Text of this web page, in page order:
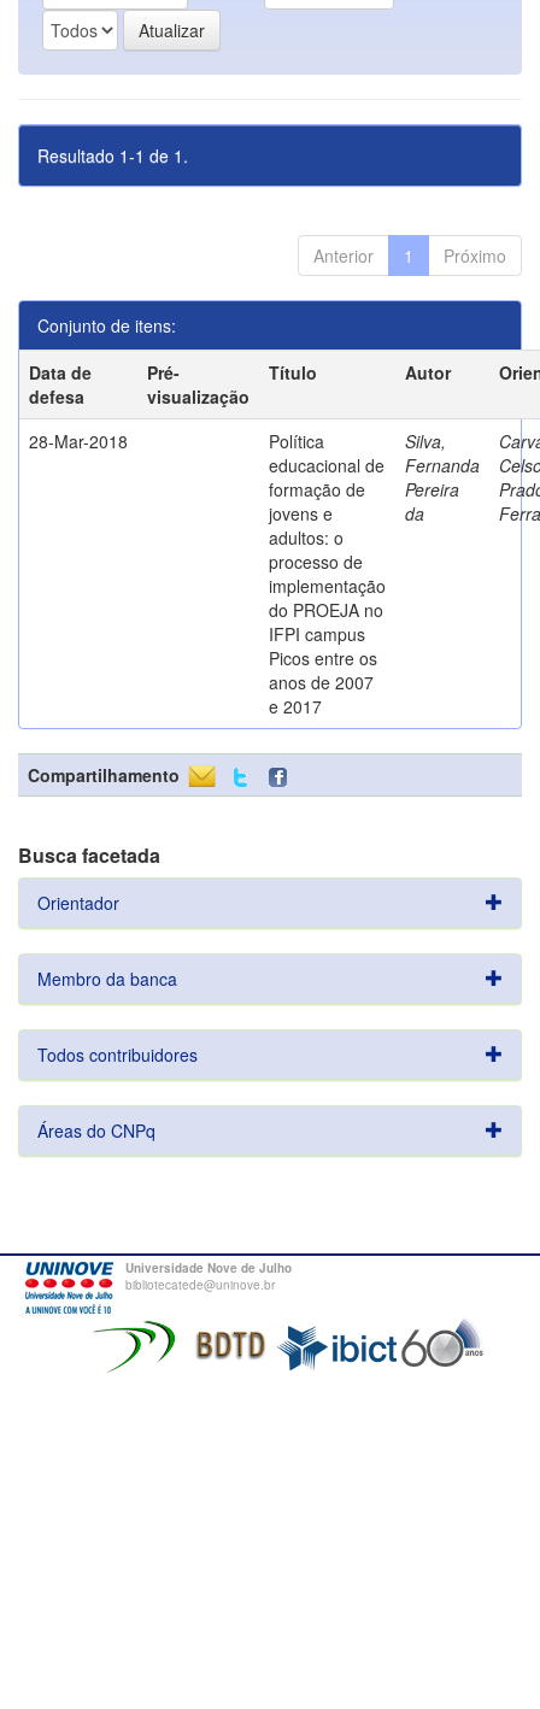
Resultado 1-1 de 1.
Anterior 1 Próximo
Conjunto de itens:
Data de
defesa
Pré-
visualização
Título Autor
28-Mar-2018
Política
educacional de
formação de
jovens e
adultos: o
processo de
implementação
do PROEJA no
IFPI campus
Picos entre os
anos de 2007
e 2017
Silva,
Fernanda
Pereira
da
Compartilhamento
Busca facetada
Orientador
Membro da banca
Todos contribuidores
Áreas do CNPq
Universidade Nove de Julho
bibliotecatede@uninove.br